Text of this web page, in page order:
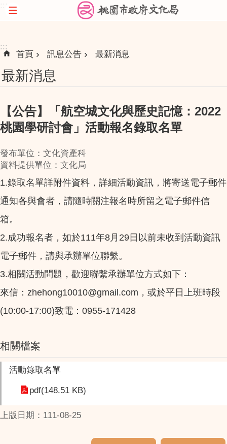
跳到主要內容區塊
:::
首頁 訊息公告 最新消息
最新消息
【公告】「航空城文化與歷史記憶：2022
桃園學研討會」活動報名錄取名單
發布單位：文化資產科
資料提供單位：文化局
1.錄取名單詳附件資料，詳細活動資訊，將寄送電子郵件
通知各與會者，請隨時關注報名時所留之電子郵件信
箱。
2.成功報名者，如於111年8月29日以前未收到活動資訊
電子郵件，請與承辦單位聯繫。
3.相關活動問題，歡迎聯繫承辦單位方式如下：
來信：zhehong10010@gmail.com，或於平日上班時段
(10:00-17:00)致電：0955-171428
相關檔案
活動錄取名單
pdf(148.51 KB)
上版日期：111-08-25